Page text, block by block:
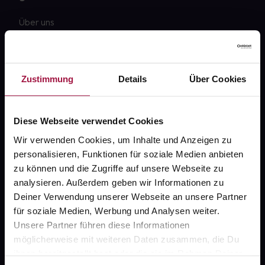
Zustimmung Details Über Cookies
Diese Webseite verwendet Cookies
Wir verwenden Cookies, um Inhalte und Anzeigen zu
personalisieren, Funktionen für soziale Medien anbieten
zu können und die Zugriffe auf unsere Webseite zu
analysieren. Außerdem geben wir Informationen zu
Deiner Verwendung unserer Webseite an unsere Partner
für soziale Medien, Werbung und Analysen weiter.
Unsere Partner führen diese Informationen
möglicherweise mit weiteren Daten zusammen, die Du
ihnen bereitgestellt hast oder die sie im Rahmen Deiner
Über uns
Newsletter
Sanitätshäuser
AGB
Impressum